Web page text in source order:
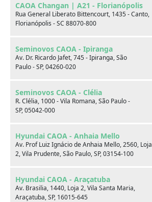
CAOA Changan | A21 - Florianópolis
Rua General Liberato Bittencourt, 1435 - Canto,
Florianópolis - SC 88070-800
Seminovos CAOA - Ipiranga
Av. Dr. Ricardo Jafet, 745 - Ipiranga, São
Paulo - SP, 04260-020
Seminovos CAOA - Clélia
R. Clélia, 1000 - Vila Romana, São Paulo -
SP, 05042-000
Hyundai CAOA - Anhaia Mello
Av. Prof Luiz Ignácio de Anhaia Mello, 2560, Loja
2, Vila Prudente, São Paulo, SP, 03154-100
Hyundai CAOA - Araçatuba
Av. Brasilia, 1440, Loja 2, Vila Santa Maria,
Araçatuba, SP, 16015-645
Destaques
Sobre nós